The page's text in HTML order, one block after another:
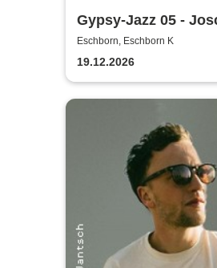
Gypsy-Jazz 05 -
Stephan trifft Tony
Eschborn, Eschborn K
19.12.2026